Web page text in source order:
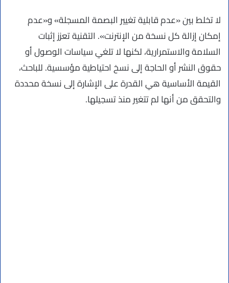
لا تخلط بين «عدم قابلية تغيير البصمة المسجلة» و«عدم
إمكان إزالة كل نسخة من الإنترنت». التقنية تعزز إثبات
السلامة والاستمرارية، لكنها لا تلغي سياسات الوصول أو
حقوق النشر أو الحاجة إلى نسخ احتياطية مؤسسية. للباحث،
القيمة الأساسية هي القدرة على الإشارة إلى نسخة محددة
والتحقق من أنها لم تتغير منذ تسجيلها.